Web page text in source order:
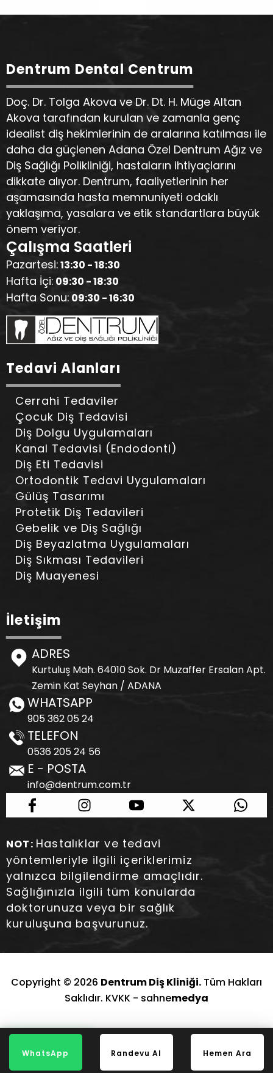
Dentrum Dental Centrum
Doç. Dr. Tolga Akova ve Dr. Dt. H. Müge Altan
Akova tarafından kurulan ve zamanla genç
idealist diş hekimlerinin de aralarına katılması ile
daha da güçlenen Adana Özel Dentrum Ağız ve
Diş Sağlığı Polikliniği, hastaların ihtiyaçlarını
dikkate alıyor. Dentrum, faaliyetlerinin her
aşamasında hasta memnuniyeti odaklı
yaklaşıma, yasalara ve etik standartlara büyük
önem veriyor.
Çalışma Saatleri
Pazartesi:13:30 - 18:30
Hafta İçi: 09:30 - 18:30
Hafta Sonu: 09:30 - 16:30
Tedavi Alanları
Cerrahi Tedaviler
Çocuk Diş Tedavisi
Diş Dolgu Uygulamaları
Kanal Tedavisi (Endodonti)
Diş Eti Tedavisi
Ortodontik Tedavi Uygulamaları
Gülüş Tasarımı
Protetik Diş Tedavileri
Gebelik ve Diş Sağlığı
Diş Beyazlatma Uygulamaları
Diş Sıkması Tedavileri
Diş Muayenesi
İletişim
ADRES
Kurtuluş Mah. 64010 Sok. Dr Muzaffer Ersalan Apt.
Zemin Kat Seyhan / ADANA
WHATSAPP
905 362 05 24
TELEFON
0536 205 24 56
E - POSTA
info@dentrum.com.tr
NOT: Hastalıklar ve tedavi
yöntemleriyle ilgili içeriklerimiz
yalnızca bilgilendirme amaçlıdır.
Sağlığınızla ilgili tüm konularda
doktorunuza veya bir sağlık
kuruluşuna başvurunuz.
Copyright © 2026 Dentrum Diş Kliniği. Tüm Hakları
Saklıdır. KVKK - sahnemedya
WhatsApp Randevu Al Hemen Ara
WhatsApp Randevu Al Hemen Ara